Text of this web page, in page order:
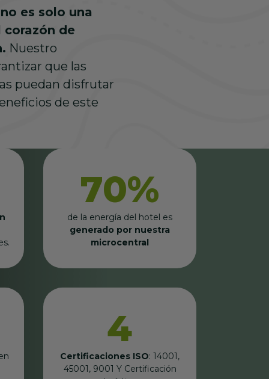
es solo una
de
Nuestro
que las
puedan disfrutar
de este
70%
de la energía del hotel es
generado por nuestra
microcentral
4
Certificaciones ISO: 14001,
45001, 9001 Y Certificación